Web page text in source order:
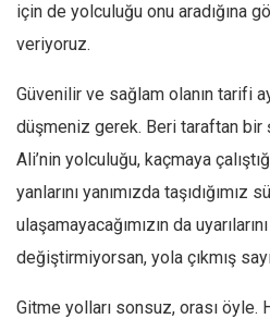
için de yolculuğu onu aradığına
veriyoruz.
Güvenilir ve sağlam olanın tarifi
düşmeniz gerek. Beri taraftan bir
Ali’nin yolculuğu, kaçmaya
yanlarını yanımızda taşıdığımız
ulaşamayacağımızın da
değiştirmiyorsan, yola çıkmış
Gitme yolları sonsuz, orası öyle.